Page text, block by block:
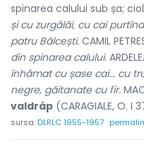
spinarea calului sub șa;
și cu zurgălăi, cu cai
patru Bălcești. CAMIL
din spinarea calului.
înhămat cu șase cai... cu
negre, găitanate cu fir.
valdráp (CARAGIALE, O. I
sursa:DLRLC 1955-1957